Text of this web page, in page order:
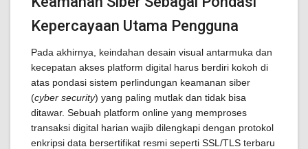
Kepercayaan Utama Pengguna
Pada akhirnya, keindahan desain visual antarmuka dan
kecepatan akses platform digital harus berdiri kokoh di
atas pondasi sistem perlindungan keamanan siber
(cyber security) yang paling mutlak dan tidak bisa
ditawar. Sebuah platform online yang memproses
transaksi digital harian wajib dilengkapi dengan protokol
enkripsi data bersertifikat resmi seperti SSL/TLS terbaru